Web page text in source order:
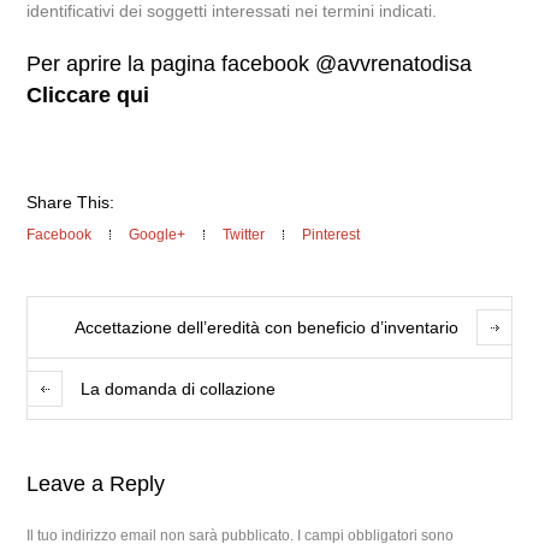
identificativi dei soggetti interessati nei termini indicati.
Per aprire la pagina facebook @avvrenatodisa
Cliccare qui
Share This:
Facebook Google+ Twitter Pinterest
Accettazione dell’eredità con beneficio d’inventario
La domanda di collazione
Leave a Reply
Il tuo indirizzo email non sarà pubblicato.
I campi obbligatori sono